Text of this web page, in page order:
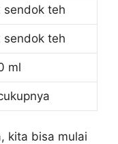
sendok teh
sendok teh
ml
kita bisa mulai